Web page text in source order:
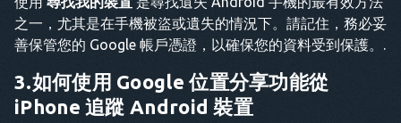
之一，尤其是在手機被盜或遺失的情況下。請記住，務必妥
善保管您的 Google 帳戶憑證，以確保您的資料受到保護。.
3.如何使用 Google 位置分享功能從
iPhone 追蹤 Android 裝置